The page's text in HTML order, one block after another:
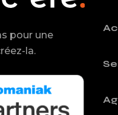
pour une
la.